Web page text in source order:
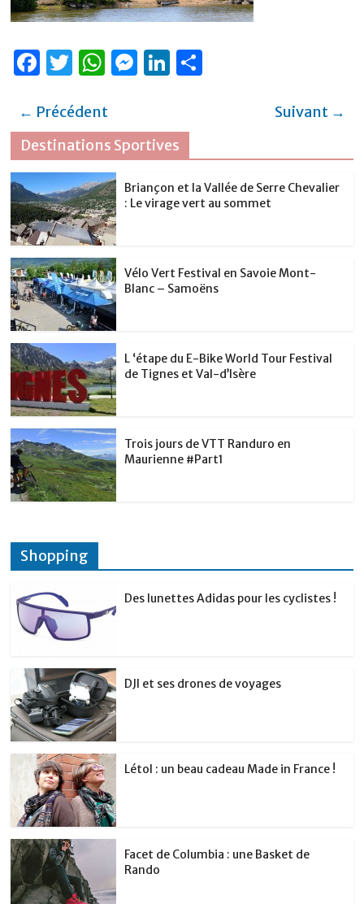
F
c
e
b
o
o
k
T
it
te
r
W
at
s
A
p
p
M
e
n
g
Li
e
dI
n
er
← Précédent
Suivant →
Destinations Sportives
Briançon et la Vallée de Serre Chevalier
: Le virage vert au sommet
Vélo Vert Festival en Savoie Mont-
Blanc – Samoëns
L ‘étape du E-Bike World Tour Festival
de Tignes et Val-d’Isère
Trois jours de VTT Randuro en
Maurienne #Part1
Shopping
Des lunettes Adidas pour les cyclistes !
DJI et ses drones de voyages
Létol : un beau cadeau Made in France !
Facet de Columbia : une Basket de
Rando